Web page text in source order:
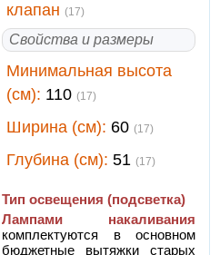
клапан (17)
Свойства и размеры
Минимальная высота
(см): 110 (17)
Ширина (см): 60 (17)
Глубина (см): 51 (17)
Тип освещения (подсветка)
Лампами накаливания
комплектуются в основном
бюджетные вытяжки старых